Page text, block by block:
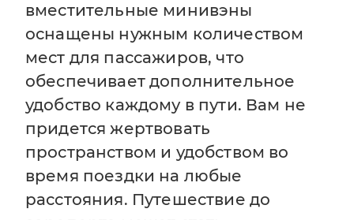
вместительные минивэны
оснащены нужным количеством
мест для пассажиров, что
обеспечивает дополнительное
удобство каждому в пути. Вам не
придется жертвовать
пространством и удобством во
время поездки на любые
расстояния. Путешествие до